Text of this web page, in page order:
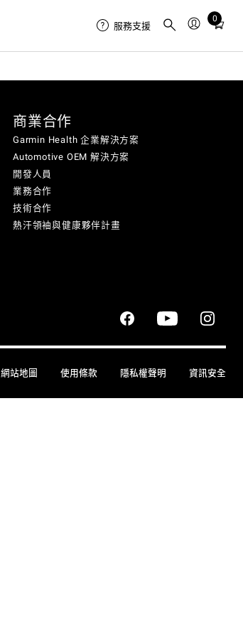
服務支援
0
Total
in
商業合作
Garmin Health 企業解決方案
Automotive OEM 解決方案
開發人員
業務合作
技術合作
熱汗領袖與健康夥伴計畫
網站地圖 使用條款 隱私權聲明 資訊安全